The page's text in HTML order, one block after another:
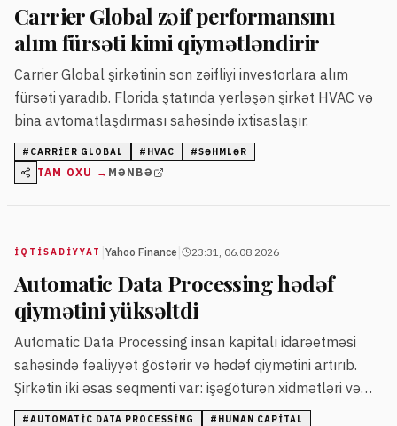
Carrier Global zəif performansını
alım fürsəti kimi qiymətləndirir
Carrier Global şirkətinin son zəifliyi investorlara alım
fürsəti yaradıb. Florida ştatında yerləşən şirkət HVAC və
bina avtomatlaşdırması sahəsində ixtisaslaşır.
# CARRIER GLOBAL # HVAC #SƏHMLƏR
TAM OXU → MƏNBƏ
İQTISADIYYAT Yahoo Finance 23:31, 06.08.2026
Automatic Data Processing hədəf
qiymətini yüksəltdi
Automatic Data Processing insan kapitalı idarəetməsi
sahəsində fəaliyyət göstərir və hədəf qiymətini artırıb.
Şirkətin iki əsas seqmenti var: işəgötürən xidmətləri və
peşəkar işəgötürən.
#AUTOMATIC DATA PROCESSING # HUMAN CAPITAL